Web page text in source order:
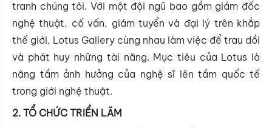
tranh chúng tôi. Với một đội ngũ bao gồm giám đốc
nghệ thuật, cố vấn, giám tuyển và đại lý trên khắp
thế giới, Lotus Gallery cùng nhau làm việc để trau dồi
và phát huy những tài năng. Mục tiêu của Lotus là
nâng tầm ảnh hưởng của nghệ sĩ lên tầm quốc tế
trong giới nghệ thuật.
2. TỔ CHỨC TRIỂN LÃM